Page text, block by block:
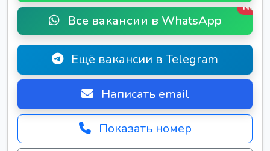
Все вакансии в WhatsApp
New
Ещё вакансии в Telegram
Написать email
Показать номер